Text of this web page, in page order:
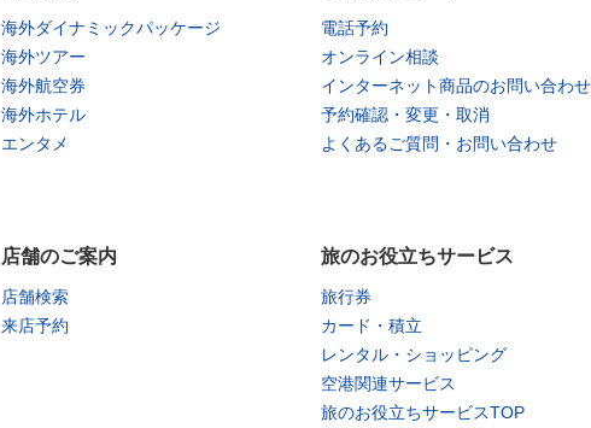
海外ダイナミックパッケージ
海外ツアー
海外航空券
海外ホテル
エンタメ
電話予約
オンライン相談
インターネット商品のお問い合わせ
予約確認・変更・取消
よくあるご質問・お問い合わせ
店舗のご案内
店舗検索
来店予約
旅のお役立ちサービス
旅行券
カード・積立
レンタル・ショッピング
空港関連サービス
旅のお役立ちサービスTOP